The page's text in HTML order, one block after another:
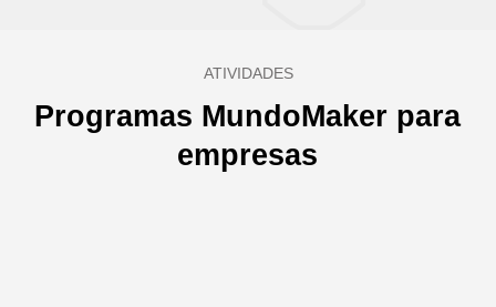
ATIVIDADES
Programas MundoMaker para
empresas